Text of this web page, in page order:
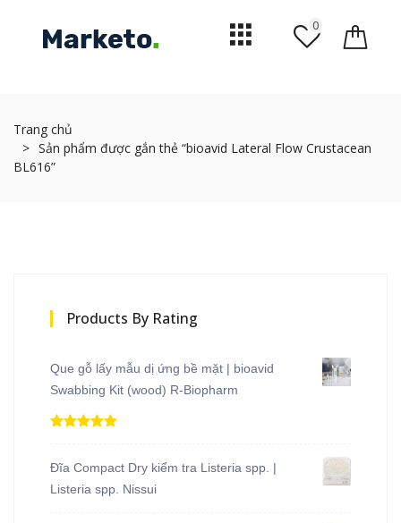
0
Trang chủ
Sản phẩm được gắn thẻ “bioavid Lateral Flow Crustacean
BL616”
Products By Rating
Que gỗ lấy mẫu dị ứng bề mặt | bioavid
Swabbing Kit (wood) R-Biopharm
sao
Đĩa Compact Dry kiểm tra Listeria spp. |
Listeria spp. Nissui